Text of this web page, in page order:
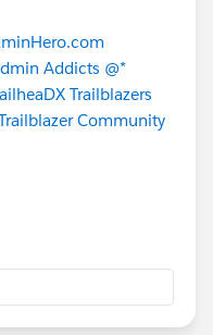
Addicts @*
Trailblazers
Community